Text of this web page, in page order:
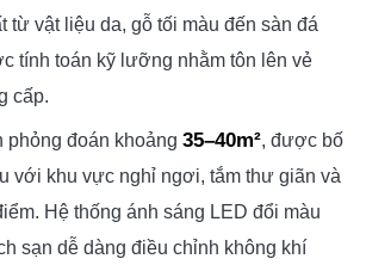
từ vật liệu da, gỗ tối màu đến sàn đá
tính toán kỹ lưỡng nhằm tôn lên vẻ
cấp.
phỏng đoán khoảng 35–40m², được bố
với khu vực nghỉ ngơi, tắm thư giãn và
Hệ thống ánh sáng LED đổi màu
sạn dễ dàng điều chỉnh không khí